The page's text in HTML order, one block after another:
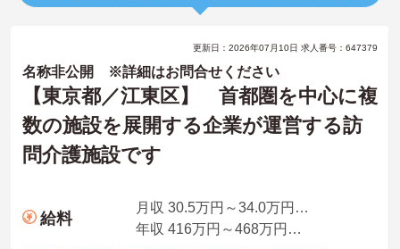
更新日：2026年07月10日 求人番号：647379
名称非公開 ※詳細はお問合せください
【東京都／江東区】 首都圏を中心に複
数の施設を展開する企業が運営する訪
問介護施設です
給料
月収 30.5万円～34.0万円程度（諸手当込）
年収 416万円～468万円程度（諸手当込）